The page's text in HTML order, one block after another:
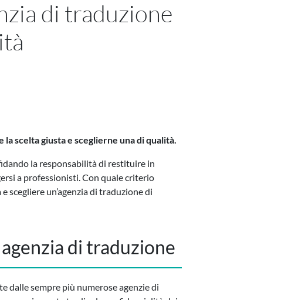
di traduzione
scelta giusta e sceglierne una di qualità.
la responsabilità di restituire in
a professionisti. Con quale criterio
scegliere un’agenzia di traduzione di
di traduzione
dalle sempre più numerose agenzie di